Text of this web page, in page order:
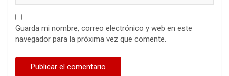
Guarda mi nombre, correo electrónico y web en este
navegador para la próxima vez que comente.